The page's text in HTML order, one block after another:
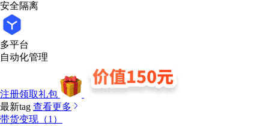
安全隔离
多平台
自动化管理
注册领取礼包
最新tag 查看更多
带货变现（1）